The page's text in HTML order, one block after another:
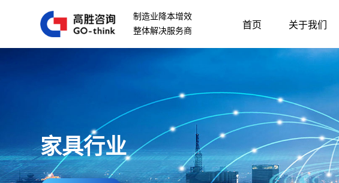
制造业降本增效
整体解决服务商
首页 关于我们
家具行业